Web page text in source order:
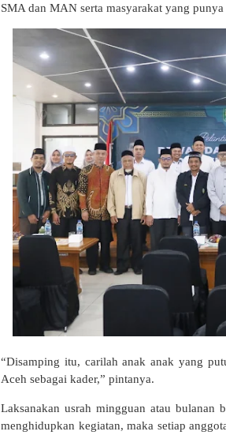
SMA dan MAN serta masyarakat yang
“Disamping itu, carilah anak anak yang
Aceh sebagai kader,” pintanya.
Laksanakan usrah mingguan atau bulanan
menghidupkan kegiatan, maka setiap